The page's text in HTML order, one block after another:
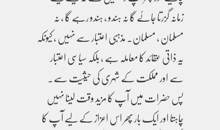
زمانہ گزرتا جائے گا نہ ہندو ، ہندو رہے گا ، نہ
مسلمان ، مسلمان۔ مذہبی اعتبار سے نہیں ، کیونکہ
یہ ذاتی عقائد کا معاملہ ہے ، بلکہ سیاسی اعتبار
سے اور مملکت کے شہری کی حیثیت سے۔
پس حضرات میں آپ کا مزید وقت لینا نہیں
چاہتا اور ایک بار پھر اس اعزاز کے لیے آپ کا